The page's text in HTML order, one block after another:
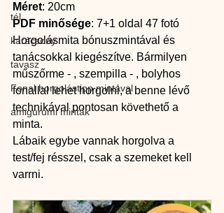
tél
karácsony
tavasz
Fonal horgolástipp mintával
amigurumi minták
Méret: 20cm
PDF minősége: 7+1 oldal 47 fotó
Horgolásmita bónuszmintával és
tanácsokkal kiegészítve. Bármilyen
műszőrme - , szempilla - , bolyhos
fonallal lehet horgolni, a benne lévő
technikával pontosan követhető a
minta.
Lábaik egybe vannak horgolva a
test/fej résszel, csak a szemeket kell
varrni.